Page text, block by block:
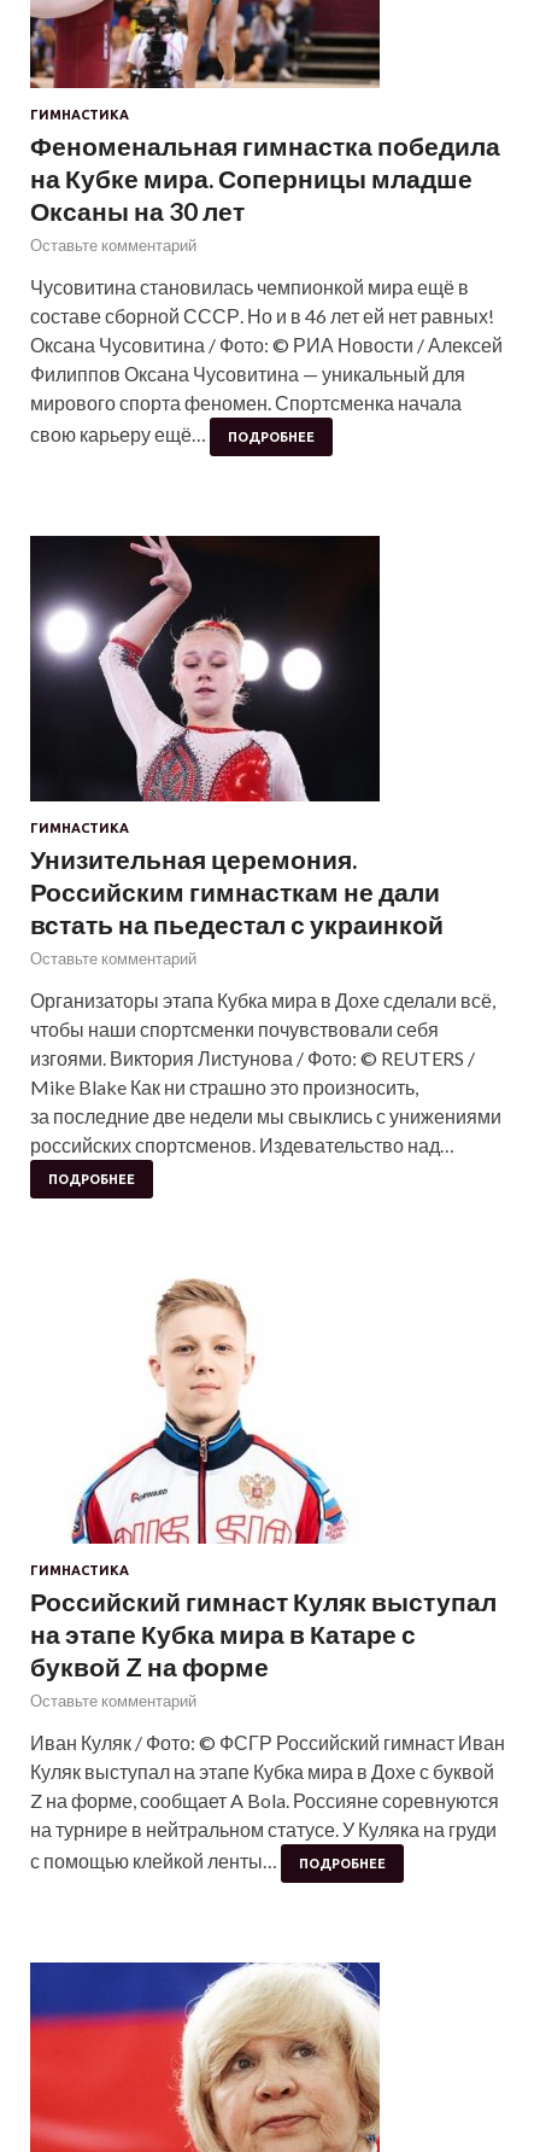
ГИМНАСТИКА
Феноменальная гимнастка победила
на Кубке мира. Соперницы младше
Оксаны на 30 лет
Оставьте комментарий
Чусовитина становилась чемпионкой мира ещё в
составе сборной СССР. Но и в 46 лет ей нет равных!
Оксана Чусовитина / Фото: © РИА Новости / Алексей
Филиппов Оксана Чусовитина — уникальный для
мирового спорта феномен. Спортсменка начала
свою карьеру ещё…
ПОДРОБНЕЕ
ГИМНАСТИКА
Унизительная церемония.
Российским гимнасткам не дали
встать на пьедестал с украинкой
Оставьте комментарий
Организаторы этапа Кубка мира в Дохе сделали всё,
чтобы наши спортсменки почувствовали себя
изгоями. Виктория Листунова / Фото: © REUTERS /
Mike Blake Как ни страшно это произносить,
за последние две недели мы свыклись с унижениями
российских спортсменов. Издевательство над…
ПОДРОБНЕЕ
ГИМНАСТИКА
Российский гимнаст Куляк выступал
на этапе Кубка мира в Катаре с
буквой Z на форме
Оставьте комментарий
Иван Куляк / Фото: © ФСГР Российский гимнаст Иван
Куляк выступал на этапе Кубка мира в Дохе с буквой
Z на форме, сообщает A Bola. Россияне соревнуются
на турнире в нейтральном статусе. У Куляка на груди
с помощью клейкой ленты…
ПОДРОБНЕЕ